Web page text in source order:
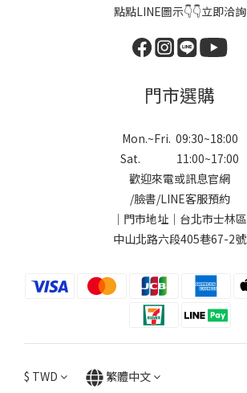
點點LINE圖示👇👇立即洽詢
門市選購
Mon.~Fri. 09:30~18:00
Sat. 11:00~17:00
歡迎來電或訊息官網
/臉書/LINE客服預約
｜門市地址｜台北市士林區
中山北路六段405巷67-2號
$ TWD 繁體中文